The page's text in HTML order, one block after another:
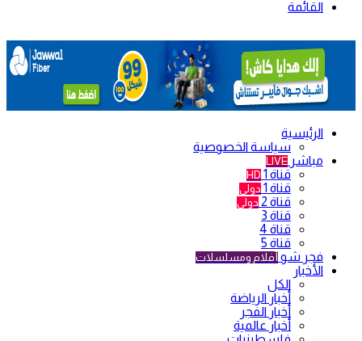
القائمة
الرئيسية
سياسة الخصوصية
مباشر LIVE
قناة 1 HD
قناة 1 دولي
قناة 2 دولي
قناة 3
قناة 4
قناة 5
فجر شو أفلام ومسلسلات
الأخبار
الكل
أخبار الرياضة
أخبار الفجر
أخبار عالمية